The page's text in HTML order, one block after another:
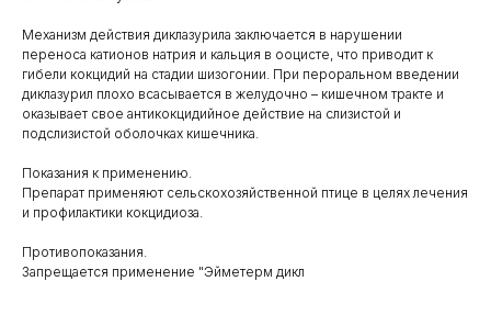
Механизм действия диклазурила заключается в нарушении
переноса катионов натрия и кальция в ооцисте, что приводит к
гибели кокцидий на стадии шизогонии. При пероральном введении
диклазурил плохо всасывается в желудочно – кишечном тракте и
оказывает свое антикокцидийное действие на слизистой и
подслизистой оболочках кишечника.
Показания к применению.
Препарат применяют сельскохозяйственной птице в целях лечения
и профилактики кокцидиоза.
Противопоказания.
Запрещается применение "Эйметерм дикл
Каталог
товаров
Ветеринарные препараты
Гигиенические средства
Уход за копытами